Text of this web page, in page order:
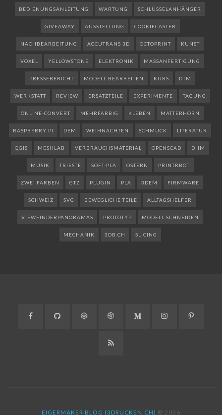
BEDIENUNGSANLEITUNG WARTUNG SCHLÜSSELANHÄNGER
GIVEAWAY AUSSTELLUNG COOKIECASTER
NACHBEARBEITUNG ACCUTRANS 3D OCTOPRINT KUNST
VOXEL YELLOWSTONE ELEKTRONIK MASSANFERTIGUNG
PRESSEBERICHT MODELL BEARBEITEN KURS DTM
WERKSTATT REVIEW ERSATZTEILE EXPERIMENTE TAGUNG
ONLINE-CONVERT MEHRFARBIG KLEBEN MATTERHORN
RASPBERRY PI DEM WEIHNACHTEN SCHMUCK LITERATUR
QGIS MESHLAB VERBRAUCHSMATERIAL OPENSCAD DHM
MUSIK TRIESTE SOFT-PLA OSTERN PRINTRBOT
ZWEI FARBEN GTZ PLUGIN PLA 3DEM FIRMWARE
SCHWEIZ SVG BEWEGLICHE TEILE ALLTAGSHELFER
VIEWFINDERPANORAMAS PROTOTYP MODELL SCHNEIDEN
MECHANIK 3DB.CH SLICING
Facebook GitHub CodePen DribbbleMedium Instagram
RSS
EIGERMAKER BLOG (3DRUCKEN.CH) © 2026